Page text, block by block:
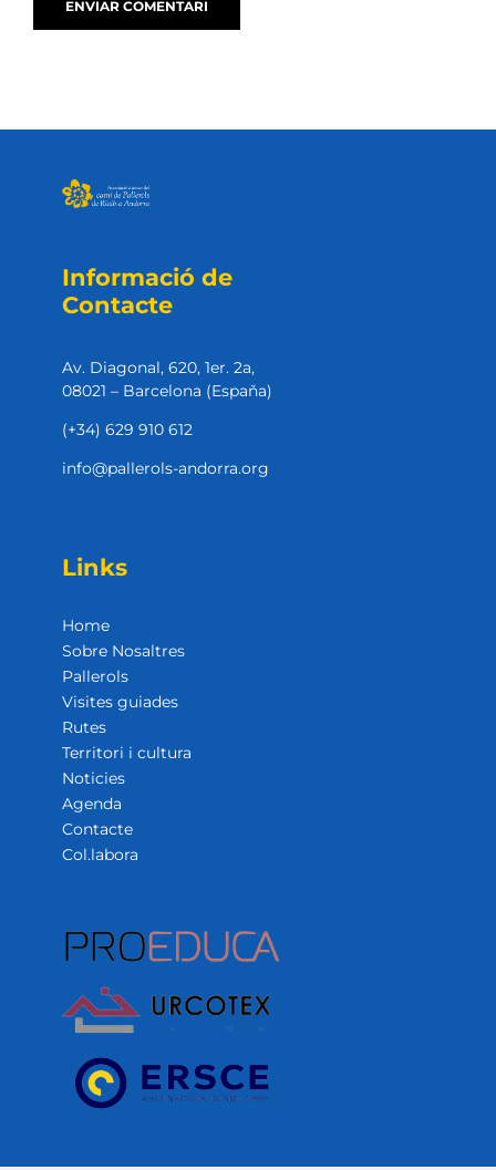
Informació de
Contacte
Av. Diagonal, 620, 1er. 2a,
08021 – Barcelona (Espaňa)
(+34) 629 910 612
info@pallerols-andorra.org
Links
Home
Sobre Nosaltres
Pallerols
Visites guiades
Rutes
Territori i cultura
Noticies
Agenda
Contacte
Col.labora